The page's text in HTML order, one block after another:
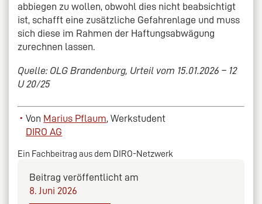
abbiegen zu wollen, obwohl dies nicht beabsichtigt
ist, schafft eine zusätzliche Gefahrenlage und muss
sich diese im Rahmen der Haftungsabwägung
zurechnen lassen.
Quelle: OLG Brandenburg, Urteil vom 15.01.2026 – 12
U 20/25
Von Marius Pflaum , Werkstudent
DIRO AG
Ein Fachbeitrag aus dem DIRO-Netzwerk
Beitrag veröffentlicht am
8. Juni 2026